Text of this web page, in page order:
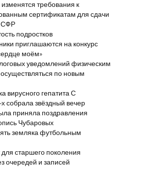
требования к
сертификатам для сдачи
СФР
подростков
приглашаются на конкурс
моём»
уведомлений физическим
по новым
вирусного гепатита С
х собрала звёздный вечер
приняла поздравления
Чубаровых
земляка футбольным
старшего поколения
очередей и записей